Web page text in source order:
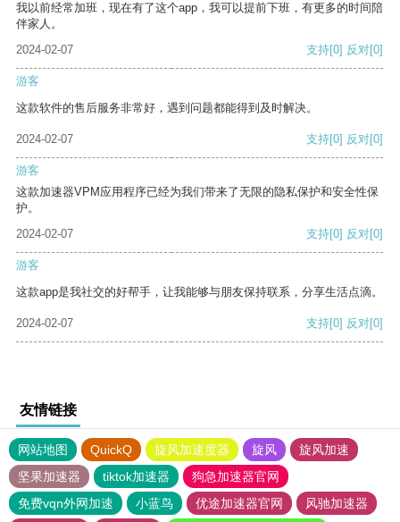
我以前经常加班，现在有了这个app，我可以提前下班，有更多的时间陪
伴家人。
2024-02-07
支持[0] 反对[0]
游客
这款软件的售后服务非常好，遇到问题都能得到及时解决。
2024-02-07 支持[0] 反对[0]
游客
这款加速器VPM应用程序已经为我们带来了无限的隐私保护和安全性保
护。
2024-02-07
支持[0] 反对[0]
游客
这款app是我社交的好帮手，让我能够与朋友保持联系，分享生活点滴。
2024-02-07 支持[0] 反对[0]
友情链接
网站地图 QuickQ 旋风加速度器 旋风
旋风加速
坚果加速器
tiktok加速器
狗急加速器官网
免费vqn外网加速
小蓝鸟 优途加速器官网
风驰加速器